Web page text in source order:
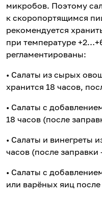
микробов. Поэтому
к скоропортящимся
рекомендуется
при температуре
регламентированы:
• Салаты из сырых
хранится 18 часов,
• Салаты с
18 часов (после
• Салаты и винегреты
часов (после заправки
• Салаты с
или варёных яиц после